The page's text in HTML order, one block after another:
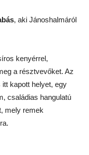
, aki Jánoshalmáról
kenyérrel,
a résztvevőket. Az
kapott helyet, egy
családias hangulatú
mely remek